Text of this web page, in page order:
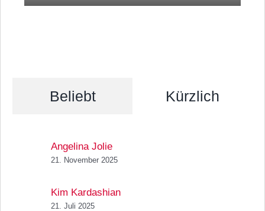
Beliebt Kürzlich
Angelina Jolie
21. November 2025
Kim Kardashian
21. Juli 2025